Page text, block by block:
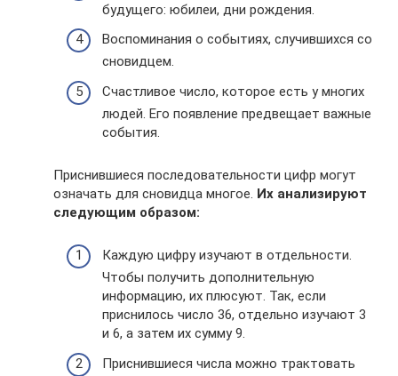
будущего: юбилеи, дни рождения.
Воспоминания о событиях, случившихся со
сновидцем.
Счастливое число, которое есть у многих
людей. Его появление предвещает важные
события.
Приснившиеся последовательности цифр могут
означать для сновидца многое. Их анализируют
следующим образом:
Каждую цифру изучают в отдельности.
Чтобы получить дополнительную
информацию, их плюсуют. Так, если
приснилось число 36, отдельно изучают 3
и 6, а затем их сумму 9.
Приснившиеся числа можно трактовать